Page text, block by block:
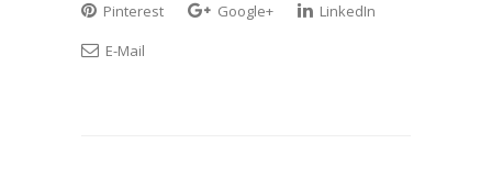
Pinterest
Google+
LinkedIn
E-Mail